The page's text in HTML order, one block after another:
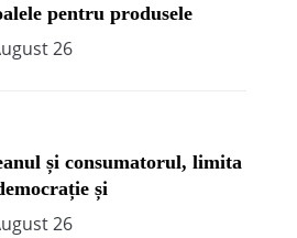
pentru produsele
26
și consumatorul, limita
și
26